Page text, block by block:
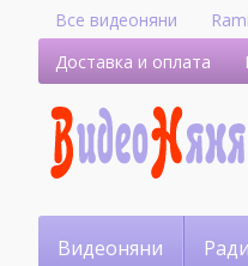
Все видеоняни
Доставка и оплата
Видеоняни